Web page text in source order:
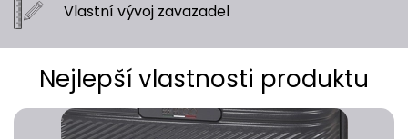
Vlastní vývoj zavazadel
Nejlepší vlastnosti produktu